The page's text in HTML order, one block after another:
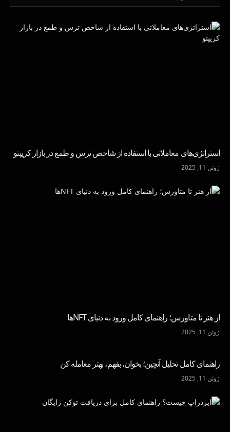
استراتژی‌های معاملاتی با استفاده از شاخص ترس و طمع در بازار کریپتو
ژوئن 11, 2025
از هنر تا متاورس؛ راهنمای کامل ورود به دنیای NFTها
ژوئن 11, 2025
راهنمای کامل تحلیل آنچین؛ بخوان، بفهم، بهتر معامله کن
ژوئن 11, 2025